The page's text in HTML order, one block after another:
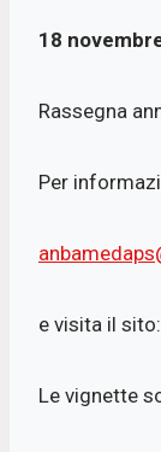
18
Rassegna
Per
e visita il sito:
Le vignette